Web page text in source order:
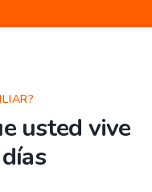
usted vive